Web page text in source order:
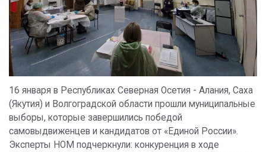
16 января в Республиках Северная Осетия - Алания, Саха
(Якутия) и Волгоградской области прошли муниципальные
выборы, которые завершились победой
самовыдвиженцев и кандидатов от «Единой России».
Эксперты НОМ подчеркнули: конкуренция в ходе